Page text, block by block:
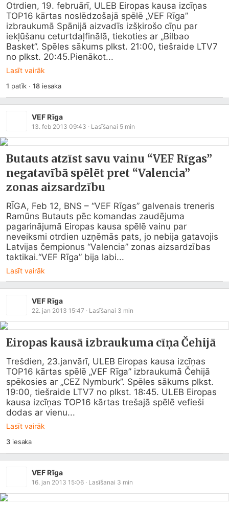
Otrdien, 19. februārī, ULEB Eiropas kausa izcīņas
TOP16 kārtas noslēdzošajā spēlē „VEF Rīga”
izbraukumā Spānijā aizvadīs izšķirošo cīņu par
iekļūšanu ceturtdaļfinālā, tiekoties ar „Bilbao
Basket”. Spēles sākums plkst. 21:00, tiešraide LTV7
no plkst. 20:45.Pienākot...
Lasīt vairāk
1 patīk ·18iesaka
VEF Rīga
13. feb 2013 09:43 · Lasīšanai 5 min
Butauts atzīst savu vainu “VEF Rīgas”
negatavībā spēlēt pret “Valencia”
zonas aizsardzību
RĪGA, Feb 12, BNS – “VEF Rīgas” galvenais treneris
Ramūns Butauts pēc komandas zaudējuma
pagarinājumā Eiropas kausa spēlē vainu par
neveiksmi otrdien uzņēmās pats, jo nebija gatavojis
Latvijas čempionus “Valencia” zonas aizsardzības
taktikai.“VEF Rīga” bija labi...
Lasīt vairāk
VEF Rīga
22. jan 2013 15:47 · Lasīšanai 3 min
Eiropas kausā izbraukuma cīņa Čehijā
Trešdien, 23.janvārī, ULEB Eiropas kausa izcīņas
TOP16 kārtas spēlē „VEF Rīga” izbraukumā Čehijā
spēkosies ar „CEZ Nymburk”. Spēles sākums plkst.
19:00, tiešraide LTV7 no plkst. 18:45. ULEB Eiropas
kausa izcīņas TOP16 kārtas trešajā spēlē vefieši
dodas ar vienu...
Lasīt vairāk
3iesaka
VEF Rīga
16. jan 2013 15:06 · Lasīšanai 3 min